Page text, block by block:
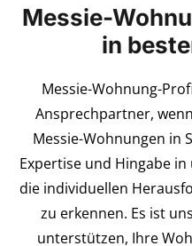
Messie-
in
Messie-Wohnung-
Ansprechpartner,
Messie-Wohnungen in
Expertise und Hingabe
die individuellen
zu erkennen. Es ist
unterstützen, Ihre